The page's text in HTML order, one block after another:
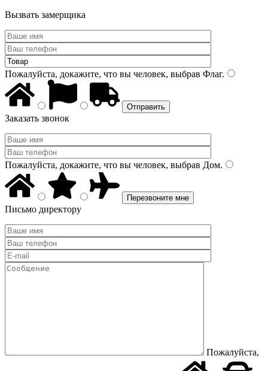
Вызвать замерщика
Пожалуйста, докажите, что вы человек, выбрав Флаг.
Заказать звонок
Пожалуйста, докажите, что вы человек, выбрав Дом.
Письмо директору
Пожалуйста,